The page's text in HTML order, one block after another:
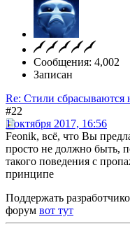
Сообщения: 4,002
Записан
Re: Стили сбрасываются
#22
1 октября 2017, 16:56
Feonik, всё, что Вы
просто не должно быть,
такого поведения с
принципе
Поддержать
форум вот тут